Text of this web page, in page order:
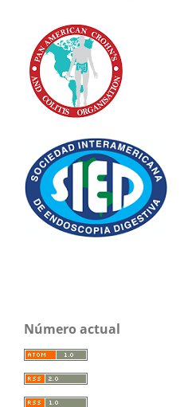
Número actual